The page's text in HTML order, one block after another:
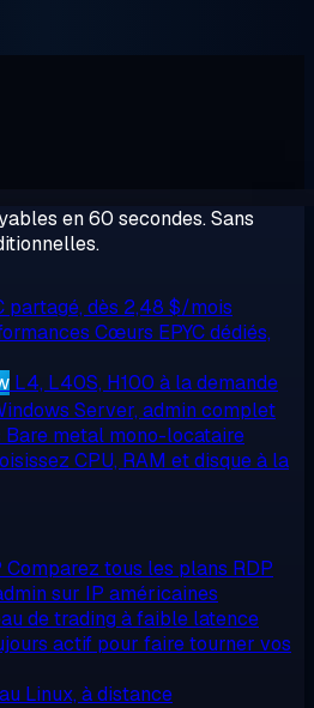
en 60 secondes. Sans
partagé, dès 2,48 $/mois
Cœurs EPYC dédiés,
L4, L40S, H100 à la demande
Server, admin complet
Bare metal mono-locataire
CPU, RAM et disque à la
Comparez tous les plans RDP
sur IP américaines
de trading à faible latence
actif pour faire tourner vos
Linux, à distance